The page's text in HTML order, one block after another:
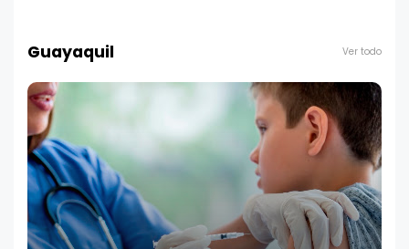
Guayaquil Ver todo